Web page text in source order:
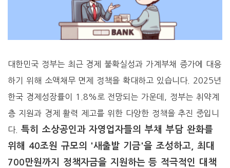
대한민국 정부는 최근 경제 불확실성과 가계부채 증가에 대응
하기 위해 소액채무 면제 정책을 확대하고 있습니다. 2025년
한국 경제성장률이 1.8%로 전망되는 가운데, 정부는 취약계
층 지원과 경제 활력 제고를 위한 다양한 정책을 추진 중입니
다. 특히 소상공인과 자영업자들의 부채 부담 완화를
위해 40조원 규모의 '새출발 기금'을 조성하고, 최대
700만원까지 정책자금을 지원하는 등 적극적인 대책